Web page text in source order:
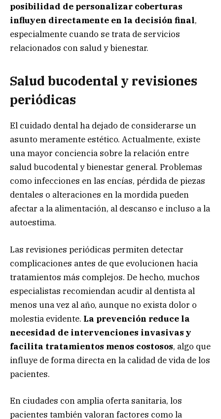
posibilidad de personalizar coberturas
influyen directamente en la decisión final,
especialmente cuando se trata de servicios
relacionados con salud y bienestar.
Salud bucodental y revisiones
periódicas
El cuidado dental ha dejado de considerarse un
asunto meramente estético. Actualmente, existe
una mayor conciencia sobre la relación entre
salud bucodental y bienestar general. Problemas
como infecciones en las encías, pérdida de piezas
dentales o alteraciones en la mordida pueden
afectar a la alimentación, al descanso e incluso a la
autoestima.
Las revisiones periódicas permiten detectar
complicaciones antes de que evolucionen hacia
tratamientos más complejos. De hecho, muchos
especialistas recomiendan acudir al dentista al
menos una vez al año, aunque no exista dolor o
molestia evidente. La prevención reduce la
necesidad de intervenciones invasivas y
facilita tratamientos menos costosos, algo que
influye de forma directa en la calidad de vida de los
pacientes.
En ciudades con amplia oferta sanitaria, los
pacientes también valoran factores como la